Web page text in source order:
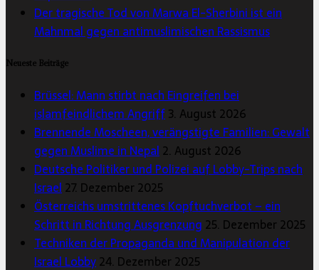
Der tragische Tod von Marwa El-Sherbini ist ein
Mahnmal gegen antimuslimischen Rassismus
Neueste Beiträge
Brüssel: Mann stirbt nach Eingreifen bei
islamfeindlichem Angriff3. August 2026
Brennende Moscheen, verängstigte Familien: Gewalt
gegen Muslime in Nepal 2. August 2026
Deutsche Politiker und Polizei auf Lobby-Trips nach
Israel 27. Dezember 2025
Österreichs umstrittenes Kopftuchverbot – ein
Schritt in Richtung Ausgrenzung 25. Dezember 2025
Techniken der Propaganda und Manipulation der
Israel Lobby24. Dezember 2025